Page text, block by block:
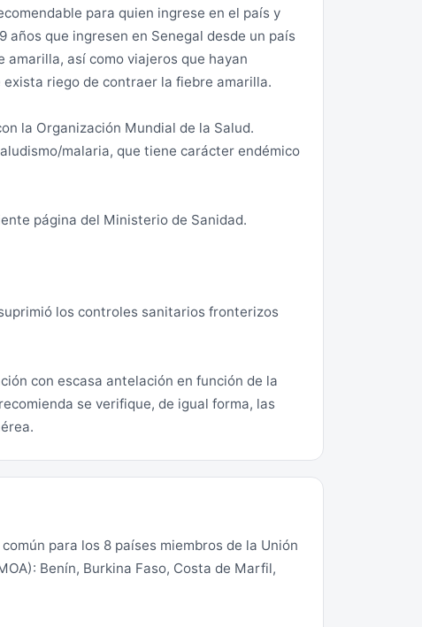
de violencia y armas de fuego, y de
de los que en ocasiones las víctimas
se aprecia un latente sentimiento anti-
no heterosexuales, por lo
del artículo 319 del Código penal
público para evitar llamar la atención.
fronteriza con Mauritania. Se desaconseja
las carreteras secundarias y caminos en
para quien ingrese en el país y
que ingresen en Senegal desde un país
así como viajeros que hayan
riego de contraer la fiebre amarilla.
la Organización Mundial de la Salud.
malaria, que tiene carácter endémico
página del Ministerio de Sanidad.
los controles sanitarios fronterizos
con escasa antelación en función de la
se verifique, de igual forma, las
para los 8 países miembros de la Unión
Benín, Burkina Faso, Costa de Marfil,